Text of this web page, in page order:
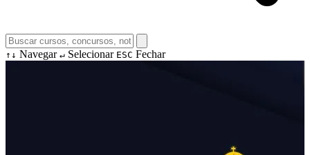
↑↓ Navegar ↵ Selecionar ESC Fechar